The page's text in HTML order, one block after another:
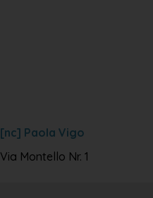
[nc] Paola Vigo
Via Montello Nr. 1